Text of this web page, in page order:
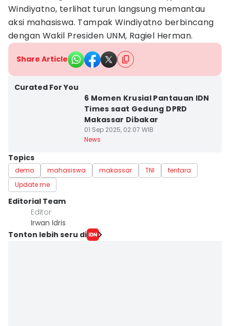
Windiyatno, terlihat turun langsung memantau
aksi mahasiswa. Tampak Windiyatno berbincang
dengan Wakil Presiden UNM, Ragiel Herman.
Share Article
Curated For You
6 Momen Krusial Pantauan IDN
Times saat Gedung DPRD
Makassar Dibakar
01 Sep 2025, 02:07 WIB
News
Topics
demo mahasiswa makassar TNI
tentara
Update me
Editorial Team
Editor
Irwan Idris
Tonton lebih seru di